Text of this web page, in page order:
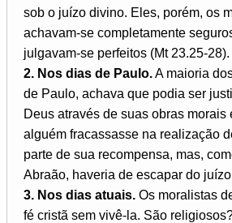
sob o juízo divino. Eles, porém, os
achavam-se completamente
julgavam-se perfeitos (Mt 23.25-28).
2. Nos dias de Paulo.A maioria
de Paulo, achava que podia ser
Deus através de suas obras morais
alguém fracassasse na realização
parte de sua recompensa, mas,
Abraão, haveria de escapar do
3. Nos dias atuais. Os moralistas
fé cristã sem vivê-la. São